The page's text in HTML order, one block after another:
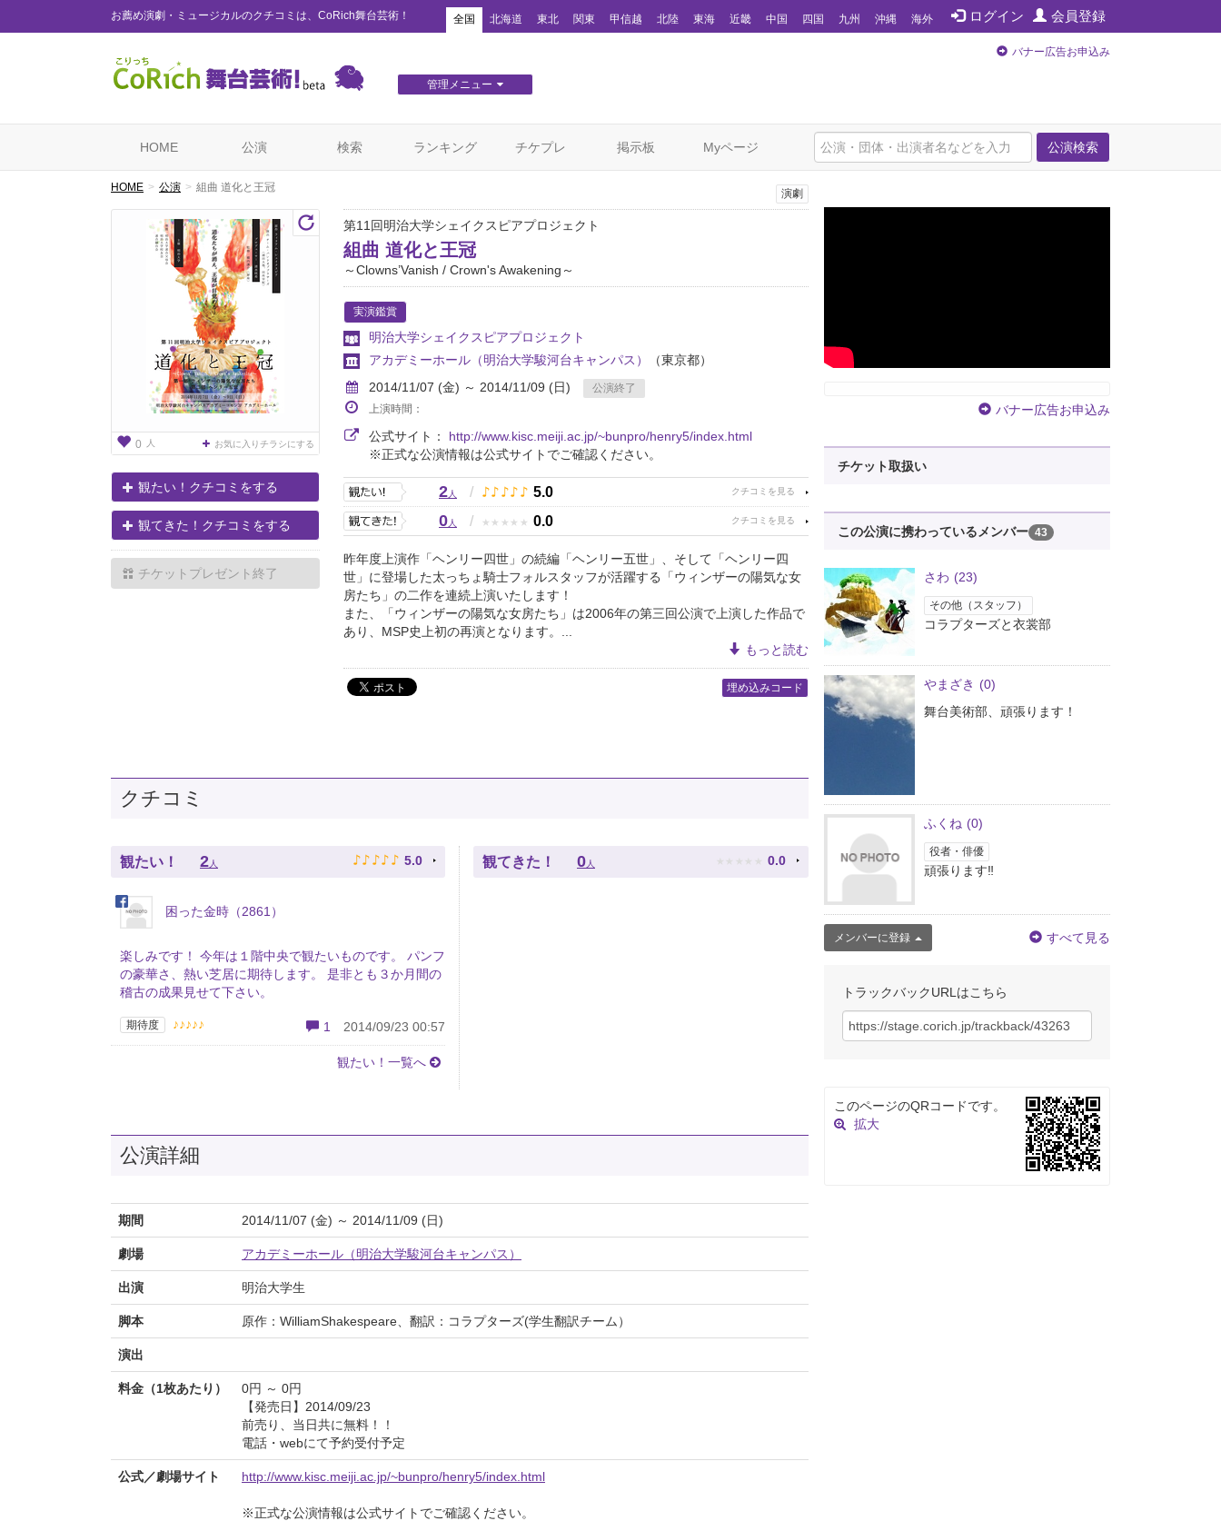
お薦め演劇・ミュージカルのクチコミは、CoRich舞台芸術！ ログイン 会員登録
全国 北海道 東北 関東 甲信越 北陸 東海 近畿 中国 四国 九州 沖縄 海外
管理メニュー
バナー広告お申込み
公演検索
HOME 公演 検索 ランキング チケプレ 掲示板 Myページ
HOME 公演 組曲 道化と王冠
0 人 お気に入りチラシにする
観たい！クチコミをする
観てきた！クチコミをする
チケットプレゼント終了
演劇
第11回明治大学シェイクスピアプロジェクト
組曲 道化と王冠
～Clowns’Vanish / Crown's Awakening～
実演鑑賞
明治大学シェイクスピアプロジェクト
アカデミーホール（明治大学駿河台キャンパス）
（東京都）
2014/11/07 (金) ～ 2014/11/09 (日)
公演終了
上演時間：
公式サイト： http://www.kisc.meiji.ac.jp/~bunpro/henry5/index.html
※正式な公演情報は公式サイトでご確認ください。
2人 / ♪ ♪ ♪ ♪ ♪ 5.0
0人 / ★ ★ ★ ★ ★ 0.0
昨年度上演作「ヘンリー四世」の続編「ヘンリー五世」、そして「ヘンリー四
世」に登場した太っちょ騎士フォルスタッフが活躍する「ウィンザーの陽気な女
房たち」の二作を連続上演いたします！
また、「ウィンザーの陽気な女房たち」は2006年の第三回公演で上演した作品で
あり、MSP史上初の再演となります。...
もっと読む
埋め込みコード
クチコミ
観たい！ 2 人 ♪ ♪ ♪ ♪ ♪ 5.0
困った金時（2861）
楽しみです！ 今年は１階中央で観たいものです。 パンフ
の豪華さ、熱い芝居に期待します。 是非とも３か月間の
稽古の成果見せて下さい。
期待度 ♪♪♪♪♪ 1 2014/09/23 00:57
観たい！一覧へ
観てきた！ 0 人 ★ ★ ★ ★ ★ 0.0
公演詳細
期間 2014/11/07 (金) ～ 2014/11/09 (日)
劇場 アカデミーホール（明治大学駿河台キャンパス）
出演 明治大学生
脚本 原作：WilliamShakespeare、翻訳：コラプターズ(学生翻訳チーム）
演出
料金（1枚あたり）
0円 ～ 0円
【発売日】2014/09/23
前売り、当日共に無料！！
電話・webにて予約受付予定
公式／劇場サイト http://www.kisc.meiji.ac.jp/~bunpro/henry5/index.html
※正式な公演情報は公式サイトでご確認ください。
バナー広告お申込み
チケット取扱い
この公演に携わっているメンバー 43
さわ (23)
その他（スタッフ）
コラプターズと衣裳部
やまざき (0)
舞台美術部、頑張ります！
ふくね (0)
役者・俳優
頑張ります‼︎
メンバーに登録 すべて見る
トラックバックURLはこちら
このページのQRコードです。
拡大